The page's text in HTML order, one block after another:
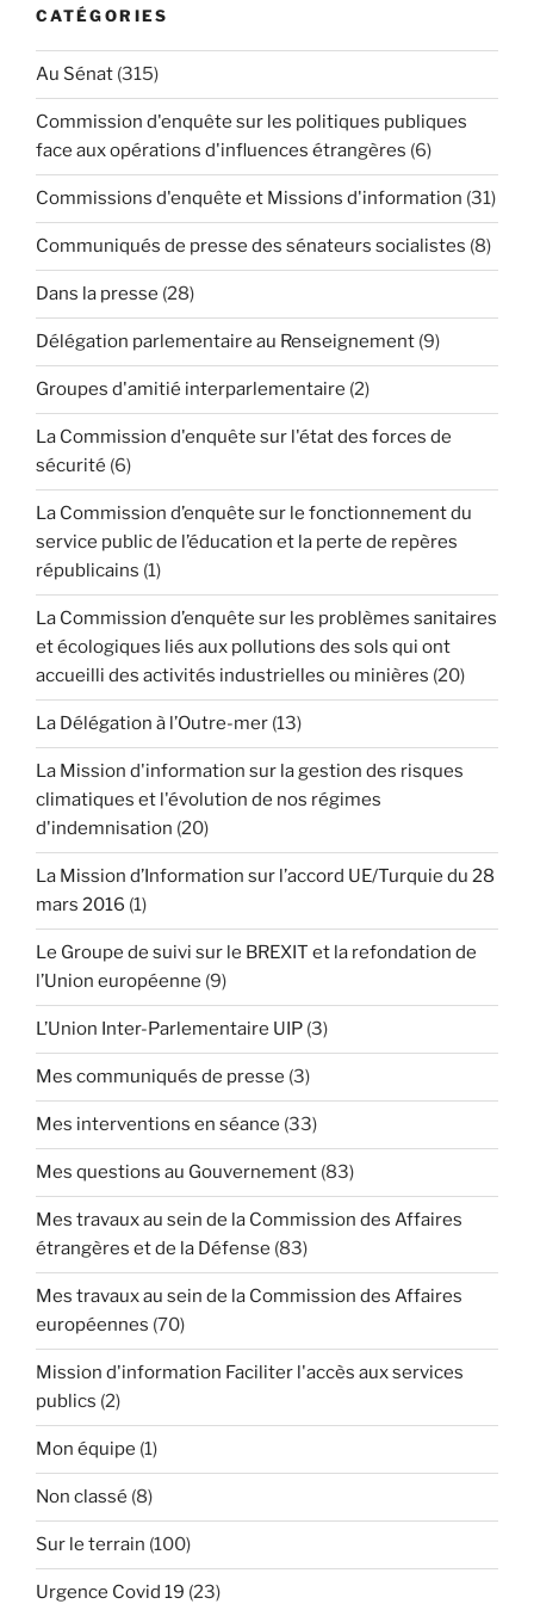
CATÉGORIES
Au Sénat (315)
Commission d'enquête sur les politiques publiques
face aux opérations d'influences étrangères (6)
Commissions d'enquête et Missions d'information (31)
Communiqués de presse des sénateurs socialistes (8)
Dans la presse (28)
Délégation parlementaire au Renseignement (9)
Groupes d'amitié interparlementaire (2)
La Commission d'enquête sur l'état des forces de
sécurité (6)
La Commission d’enquête sur le fonctionnement du
service public de l’éducation et la perte de repères
républicains (1)
La Commission d’enquête sur les problèmes sanitaires
et écologiques liés aux pollutions des sols qui ont
accueilli des activités industrielles ou minières (20)
La Délégation à l’Outre-mer (13)
La Mission d'information sur la gestion des risques
climatiques et l'évolution de nos régimes
d'indemnisation (20)
La Mission d’Information sur l’accord UE/Turquie du 28
mars 2016 (1)
Le Groupe de suivi sur le BREXIT et la refondation de
l’Union européenne (9)
L’Union Inter-Parlementaire UIP (3)
Mes communiqués de presse (3)
Mes interventions en séance (33)
Mes questions au Gouvernement (83)
Mes travaux au sein de la Commission des Affaires
étrangères et de la Défense (83)
Mes travaux au sein de la Commission des Affaires
européennes (70)
Mission d'information Faciliter l'accès aux services
publics (2)
Mon équipe (1)
Non classé (8)
Sur le terrain (100)
Urgence Covid 19 (23)